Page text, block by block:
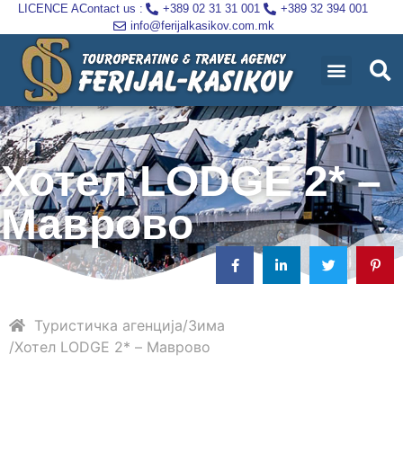
LICENCE AContact us : +389 02 31 31 001
+389 32 394 001
info@ferijalkasikov.com.mk
Хотел LODGE 2* –
Маврово
Туристичка агенција Зима
Хотел LODGE 2* – Маврово